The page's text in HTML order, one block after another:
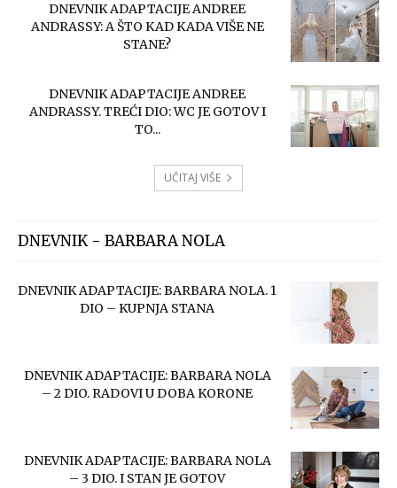
DNEVNIK ADAPTACIJE ANDREE
ANDRASSY: A ŠTO KAD KADA VIŠE NE
STANE?
DNEVNIK ADAPTACIJE ANDREE
ANDRASSY. TREĆI DIO: WC JE GOTOV I
TO...
UČITAJ VIŠE
DNEVNIK - BARBARA NOLA
DNEVNIK ADAPTACIJE: BARBARA NOLA. 1
DIO – KUPNJA STANA
DNEVNIK ADAPTACIJE: BARBARA NOLA
– 2 DIO. RADOVI U DOBA KORONE
DNEVNIK ADAPTACIJE: BARBARA NOLA
– 3 DIO. I STAN JE GOTOV